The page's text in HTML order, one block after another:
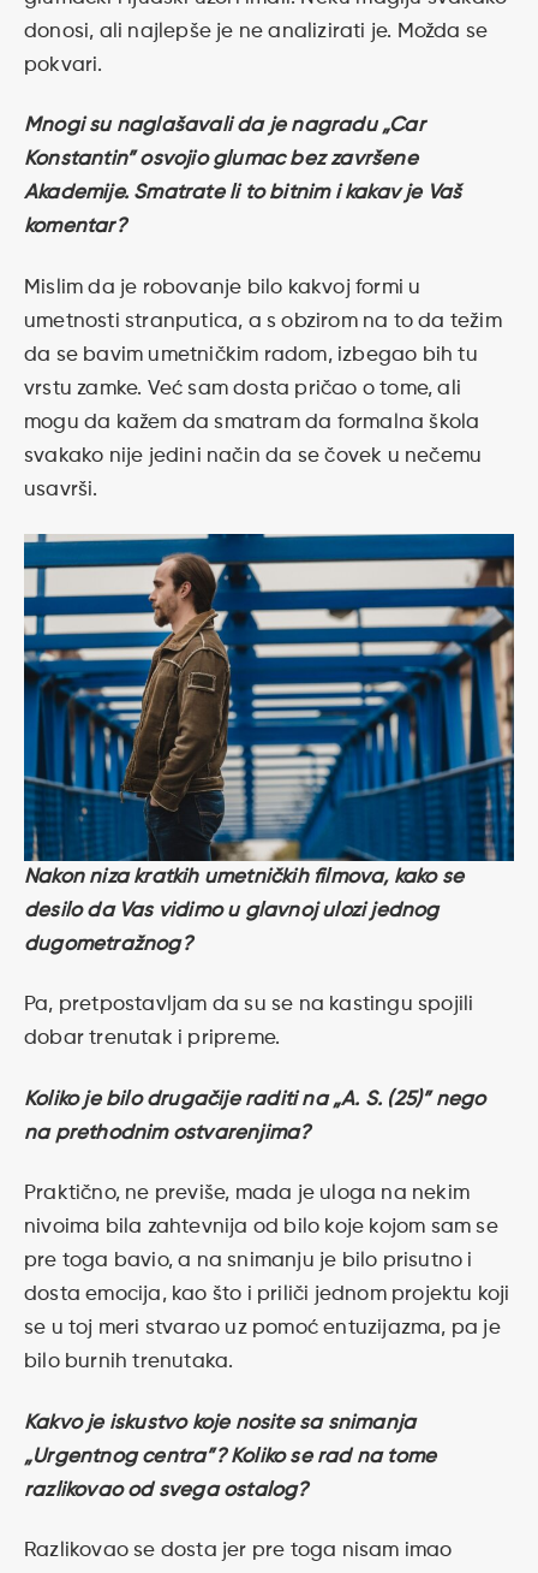
donosi, ali najlepše je ne analizirati je. Možda se
pokvari.
Mnogi su naglašavali da je nagradu „Car
Konstantin” osvojio glumac bez završene
Akademije. Smatrate li to bitnim i kakav je Vaš
komentar?
Mislim da je robovanje bilo kakvoj formi u
umetnosti stranputica, a s obzirom na to da težim
da se bavim umetničkim radom, izbegao bih tu
vrstu zamke. Već sam dosta pričao o tome, ali
mogu da kažem da smatram da formalna škola
svakako nije jedini način da se čovek u nečemu
usavrši.
Nakon niza kratkih umetničkih filmova, kako se
desilo da Vas vidimo u glavnoj ulozi jednog
dugometražnog?
Pa, pretpostavljam da su se na kastingu spojili
dobar trenutak i pripreme.
Koliko je bilo drugačije raditi na „A. S. (25)” nego
na prethodnim ostvarenjima?
Praktično, ne previše, mada je uloga na nekim
nivoima bila zahtevnija od bilo koje kojom sam se
pre toga bavio, a na snimanju je bilo prisutno i
dosta emocija, kao što i priliči jednom projektu koji
se u toj meri stvarao uz pomoć entuzijazma, pa je
bilo burnih trenutaka.
Kakvo je iskustvo koje nosite sa snimanja
„Urgentnog centra”? Koliko se rad na tome
razlikovao od svega ostalog?
Razlikovao se dosta jer pre toga nisam imao